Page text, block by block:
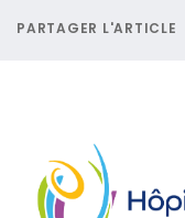
PARTAGER L'ARTICLE